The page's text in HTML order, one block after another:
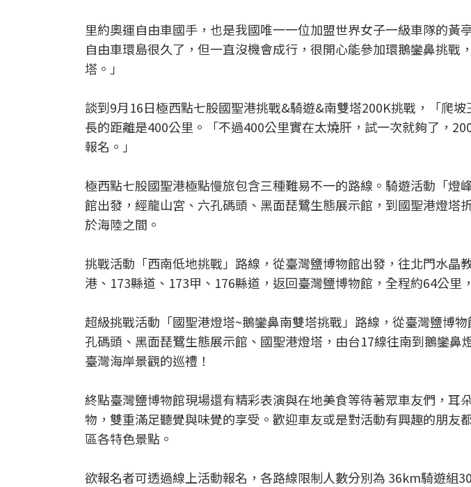
里約奧運自由車國手，也是我國唯一一位加盟世界女子一級車隊的黃
自由車環島很久了，但一直沒機會成行，很開心能參加環鵝鑾鼻挑戰
塔。」
談到9月16日極西點七股國聖港挑戰&騎遊&南雙塔200K挑戰，「爬
長的距離是400公里。「不過400公里實在太燒肝，試一次就夠了，
報名。」
極西點七股國聖港極點慢旅包含三種難易不一的路線。騎遊活動「燈
館出發，經龍山宮、六孔碼頭、黑面琵鷺生態展示館，到國聖港燈塔
於海陸之間。
挑戰活動「西南低地挑戰」路線，從臺灣鹽博物館出發，往北門水晶
港、173縣道、173甲、176縣道，返回臺灣鹽博物館，全程約64公里
超級挑戰活動「國聖港燈塔~鵝鑾鼻南雙塔挑戰」路線，從臺灣鹽博
孔碼頭、黑面琵鷺生態展示館、國聖港燈塔，由台17線往南到鵝鑾鼻
臺灣海岸景觀的巡禮！
終點臺灣鹽博物館現場還有精彩表演與在地美食等待著眾車友們，耳
物，雙重滿足聽覺與味覺的享受。歡迎車友或是對活動有興趣的朋友
區各特色景點。
欲報名者可透過線上活動報名，各路線限制人數分別為 36km騎遊組